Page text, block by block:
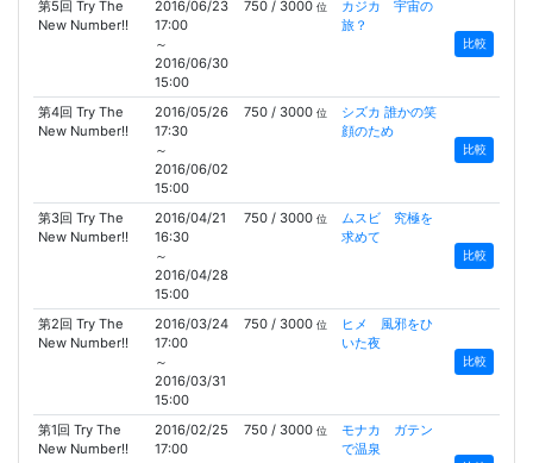
第5回 Try The
New Number!!
2016/06/23
17:00
～
2016/06/30
15:00
750 / 3000位
カジカ 宇宙の
旅？
比較
第4回 Try The
New Number!!
2016/05/26
17:30
～
2016/06/02
15:00
750 / 3000位
シズカ 誰かの笑
顔のため
比較
第3回 Try The
New Number!!
2016/04/21
16:30
～
2016/04/28
15:00
750 / 3000位
ムスビ 究極を
求めて
比較
第2回 Try The
New Number!!
2016/03/24
17:00
～
2016/03/31
15:00
750 / 3000位
ヒメ 風邪をひ
いた夜
比較
第1回 Try The
New Number!!
2016/02/25
17:00
750 / 3000位
モナカ ガテン
で温泉